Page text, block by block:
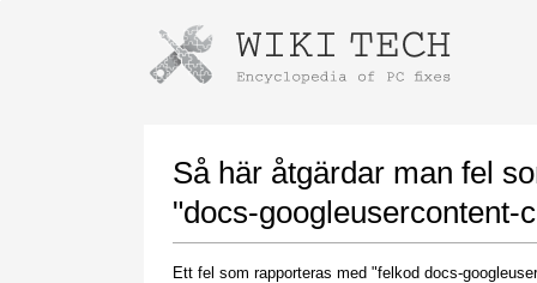
Så här åtgärdar man fel
"docs-googleusercontent-
Ett fel som rapporteras med "felkod docs-
Instructions for downloading using